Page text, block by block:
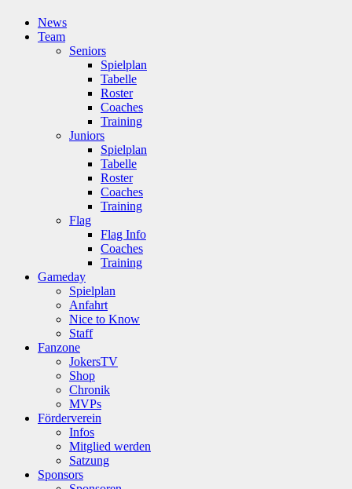
News
Team
Seniors
Spielplan
Tabelle
Roster
Coaches
Training
Juniors
Spielplan
Tabelle
Roster
Coaches
Training
Flag
Flag Info
Coaches
Training
Gameday
Spielplan
Anfahrt
Nice to Know
Staff
Fanzone
JokersTV
Shop
Chronik
MVPs
Förderverein
Infos
Mitglied werden
Satzung
Sponsors